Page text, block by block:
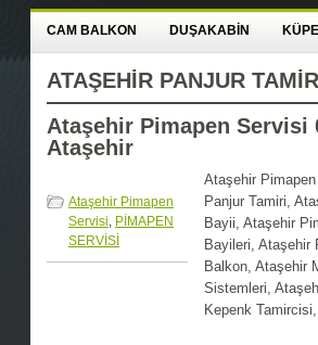
CAM BALKON DUŞAKABİN
ATAŞEHIR PANJUR
Ataşehir Pimapen Servisi
Ataşehir
Ataşehir Pimapen
Servisi, PİMAPEN
SERVİSİ
Ataşehir
Panjur Tamiri,
Bayii, Ataşehir
Bayileri, Ataşehir
Balkon, Ataşehir
Sistemleri,
Kepenk